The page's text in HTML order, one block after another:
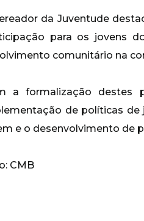
da Juventude
para os jovens
comunitário na
a formalização destes
de políticas de
e o desenvolvimento de
CMB